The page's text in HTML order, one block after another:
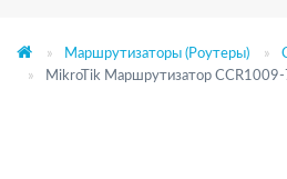
Маршрутизаторы (Роутеры)
MikroTik Маршрутизатор